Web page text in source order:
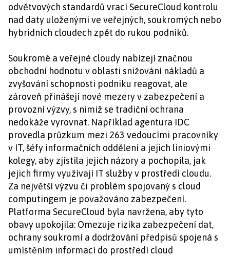
odvětvových standardů vrací SecureCloud kontrolu
nad daty uloženými ve veřejných, soukromých nebo
hybridních cloudech zpět do rukou podniků.
Soukromé a veřejné cloudy nabízejí značnou
obchodní hodnotu v oblasti snižování nákladů a
zvyšování schopnosti podniku reagovat, ale
zároveň přinášejí nové mezery v zabezpečení a
provozní výzvy, s nimiž se tradiční ochrana
nedokáže vyrovnat. Například agentura IDC
provedla průzkum mezi 263 vedoucími pracovníky
v IT, šéfy informačních oddělení a jejich liniovými
kolegy, aby zjistila jejich názory a pochopila, jak
jejich firmy využívají IT služby v prostředí cloudu.
Za největší výzvu či problém spojovaný s cloud
computingem je považováno zabezpečení.
Platforma SecureCloud byla navržena, aby tyto
obavy upokojila: Omezuje rizika zabezpečení dat,
ochrany soukromí a dodržování předpisů spojená s
umístěním informací do prostředí cloud